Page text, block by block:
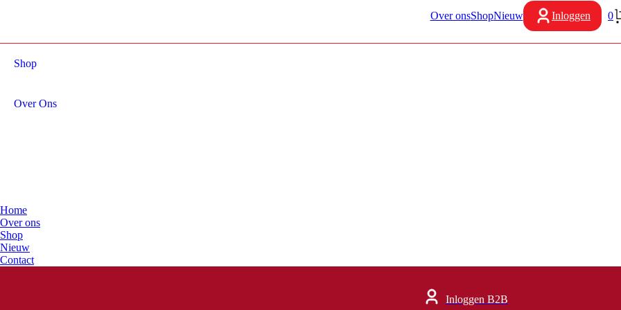
Over onsShopNieuw Inloggen 0
Shop
Over Ons
Home
Over ons
Shop
Nieuw
Contact
Inloggen B2B